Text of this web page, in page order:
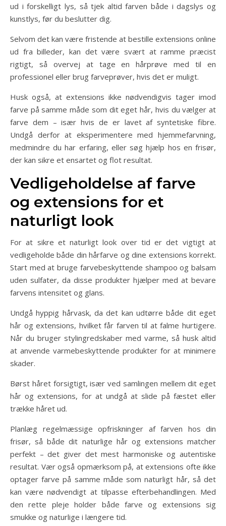
ud i forskelligt lys, så tjek altid farven både i dagslys og
kunstlys, før du beslutter dig.
Selvom det kan være fristende at bestille extensions online
ud fra billeder, kan det være svært at ramme præcist
rigtigt, så overvej at tage en hårprøve med til en
professionel eller brug farveprøver, hvis det er muligt.
Husk også, at extensions ikke nødvendigvis tager imod
farve på samme måde som dit eget hår, hvis du vælger at
farve dem – især hvis de er lavet af syntetiske fibre.
Undgå derfor at eksperimentere med hjemmefarvning,
medmindre du har erfaring, eller søg hjælp hos en frisør,
der kan sikre et ensartet og flot resultat.
Vedligeholdelse af farve
og extensions for et
naturligt look
For at sikre et naturligt look over tid er det vigtigt at
vedligeholde både din hårfarve og dine extensions korrekt.
Start med at bruge farvebeskyttende shampoo og balsam
uden sulfater, da disse produkter hjælper med at bevare
farvens intensitet og glans.
Undgå hyppig hårvask, da det kan udtørre både dit eget
hår og extensions, hvilket får farven til at falme hurtigere.
Når du bruger stylingredskaber med varme, så husk altid
at anvende varmebeskyttende produkter for at minimere
skader.
Børst håret forsigtigt, især ved samlingen mellem dit eget
hår og extensions, for at undgå at slide på fæstet eller
trække håret ud.
Planlæg regelmæssige opfriskninger af farven hos din
frisør, så både dit naturlige hår og extensions matcher
perfekt – det giver det mest harmoniske og autentiske
resultat. Vær også opmærksom på, at extensions ofte ikke
optager farve på samme måde som naturligt hår, så det
kan være nødvendigt at tilpasse efterbehandlingen. Med
den rette pleje holder både farve og extensions sig
smukke og naturlige i længere tid.